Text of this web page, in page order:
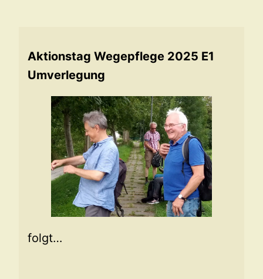
Aktionstag Wegepflege 2025 E1
Umverlegung
folgt…